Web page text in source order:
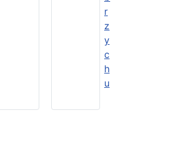
r
z
y
c
h
u